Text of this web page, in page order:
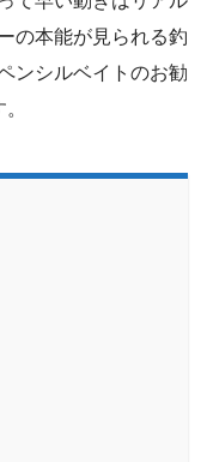
の本能が見られる釣
ンシルベイトのお勧